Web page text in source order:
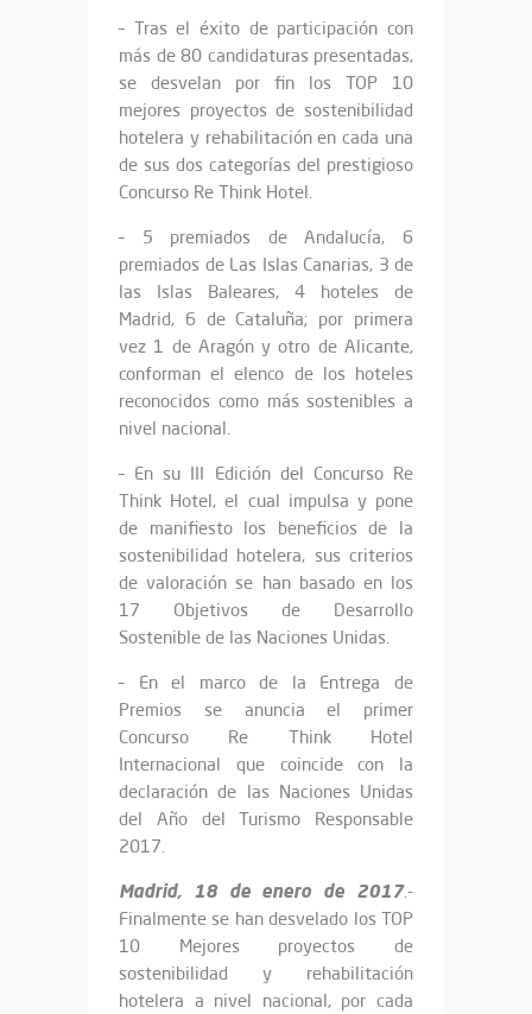
– Tras el éxito de participación con
más de 80 candidaturas presentadas,
se desvelan por fin los TOP 10
mejores proyectos de sostenibilidad
hotelera y rehabilitación en cada una
de sus dos categorías del prestigioso
Concurso Re Think Hotel.
– 5 premiados de Andalucía, 6
premiados de Las Islas Canarias, 3 de
las Islas Baleares, 4 hoteles de
Madrid, 6 de Cataluña; por primera
vez 1 de Aragón y otro de Alicante,
conforman el elenco de los hoteles
reconocidos como más sostenibles a
nivel nacional.
– En su III Edición del Concurso Re
Think Hotel, el cual impulsa y pone
de manifiesto los beneficios de la
sostenibilidad hotelera, sus criterios
de valoración se han basado en los
17 Objetivos de Desarrollo
Sostenible de las Naciones Unidas.
– En el marco de la Entrega de
Premios se anuncia el primer
Concurso Re Think Hotel
Internacional que coincide con la
declaración de las Naciones Unidas
del Año del Turismo Responsable
2017.
Madrid, 18 de enero de 2017.-
Finalmente se han desvelado los TOP
10 Mejores proyectos de
sostenibilidad y rehabilitación
hotelera a nivel nacional, por cada